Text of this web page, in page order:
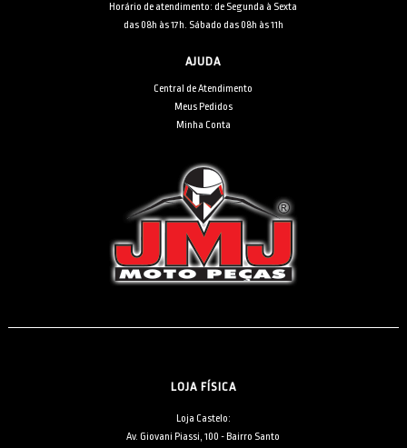
Horário de atendimento: de Segunda à Sexta
das 08h às 17h. Sábado das 08h às 11h
AJUDA
Central de Atendimento
Meus Pedidos
Minha Conta
LOJA FÍSICA
Loja Castelo:
Av. Giovani Piassi, 100 - Bairro Santo